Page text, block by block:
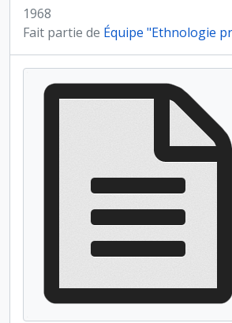
1968
Fait partie de Équipe "Ethnologie